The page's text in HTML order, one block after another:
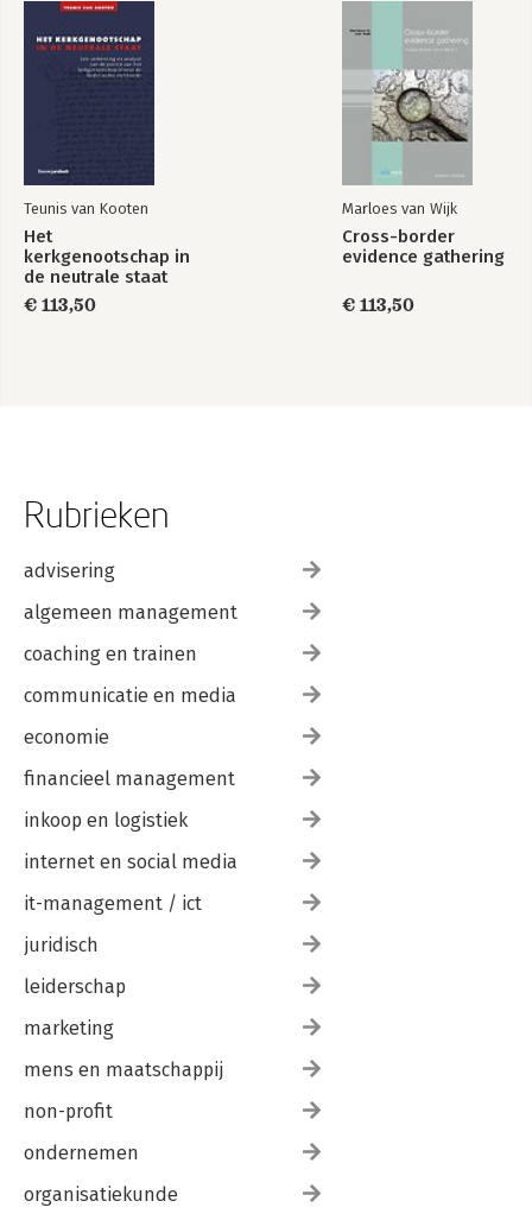
Teunis van Kooten
Het
kerkgenootschap in
de neutrale staat
€ 113,50
Marloes van Wijk
Cross-border
evidence gathering
€ 113,50
Rubrieken
advisering
algemeen management
coaching en trainen
communicatie en media
economie
financieel management
inkoop en logistiek
internet en social media
it-management / ict
juridisch
leiderschap
marketing
mens en maatschappij
non-profit
ondernemen
organisatiekunde